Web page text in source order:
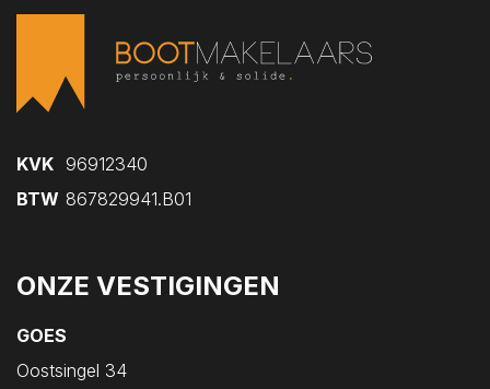
KVK 96912340
BTW 867829941.B01
ONZE VESTIGINGEN
GOES
Oostsingel 34
Kruiningen
Kwadendamme
Lewedorp
Middelburg
Nieuw- en Sint Joosland
Nisse
Noordgouwe
Noordwelle